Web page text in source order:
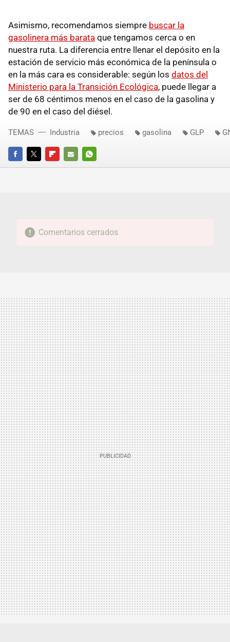
Asimismo, recomendamos siempre buscar la
gasolinera más barata que tengamos cerca o en
nuestra ruta. La diferencia entre llenar el depósito en la
estación de servicio más económica de la península o
en la más cara es considerable: según los datos del
Ministerio para la Transición Ecológica, puede llegar a
ser de 68 céntimos menos en el caso de la gasolina y
de 90 en el caso del diésel.
FACEBOOKTWITTERFLIPBOARD
E-
WHATSAPP
TEMAS Industria precios gasolina GLP
Comentarios cerrados